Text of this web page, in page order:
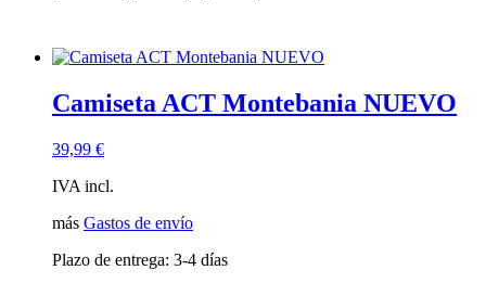
Camiseta ACT Montebania NUEVO
39,99 €
IVA incl.
más Gastos de envío
Plazo de entrega: 3-4 días